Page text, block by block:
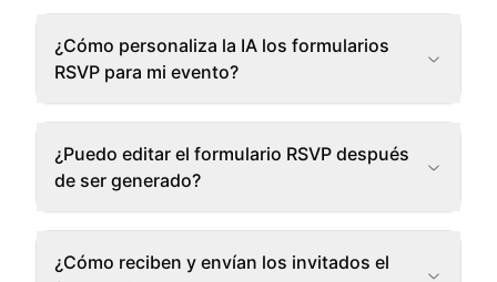
¿Cómo personaliza la IA los formularios
RSVP para mi evento?
¿Puedo editar el formulario RSVP después
de ser generado?
¿Cómo reciben y envían los invitados el